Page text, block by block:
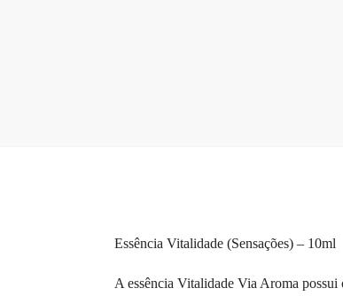
Essência Vitalidade (Sensações) – 10ml
A essência Vitalidade Via Aroma possui